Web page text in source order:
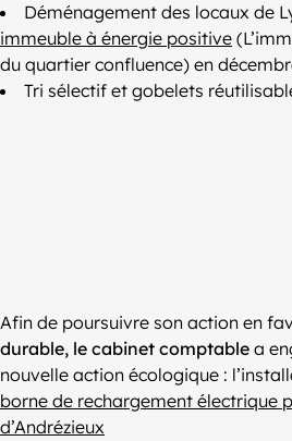
Déménagement des locaux de
immeuble à énergie positive
du quartier confluence) en
Tri sélectif et gobelets
Afin de poursuivre son action en
durable, le cabinet comptable a
nouvelle action écologique :
borne de rechargement électrique
d’Andrézieux